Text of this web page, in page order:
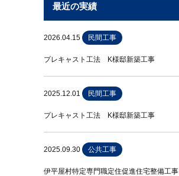
最近の実績
2026.04.15 民間工事
プレキャスト工法 K様邸新築工事
2025.12.01 民間工事
プレキャスト工法 K様邸新築工事
2025.09.30 公共工事
伊平屋村特定専門職定住促進住宅整備工事